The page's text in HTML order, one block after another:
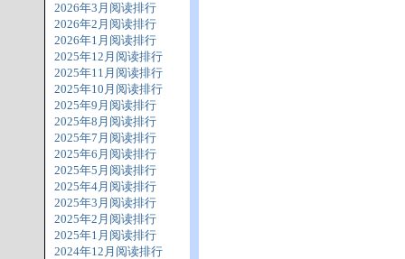
2026年3月阅读排行
2026年2月阅读排行
2026年1月阅读排行
2025年12月阅读排行
2025年11月阅读排行
2025年10月阅读排行
2025年9月阅读排行
2025年8月阅读排行
2025年7月阅读排行
2025年6月阅读排行
2025年5月阅读排行
2025年4月阅读排行
2025年3月阅读排行
2025年2月阅读排行
2025年1月阅读排行
2024年12月阅读排行